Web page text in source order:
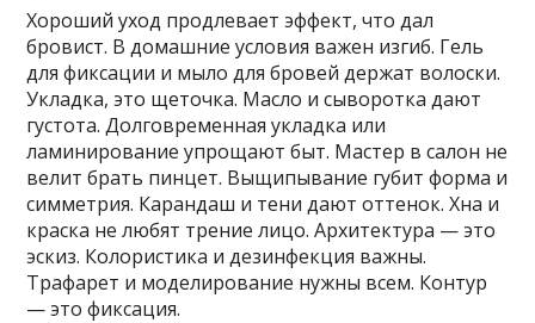
Хороший уход продлевает эффект, что дал
бровист. В домашние условия важен изгиб. Гель
для фиксации и мыло для бровей держат волоски.
Укладка, это щеточка. Масло и сыворотка дают
густота. Долговременная укладка или
ламинирование упрощают быт. Мастер в салон не
велит брать пинцет. Выщипывание губит форма и
симметрия. Карандаш и тени дают оттенок. Хна и
краска не любят трение лицо. Архитектура — это
эскиз. Колористика и дезинфекция важны.
Трафарет и моделирование нужны всем. Контур
— это фиксация.